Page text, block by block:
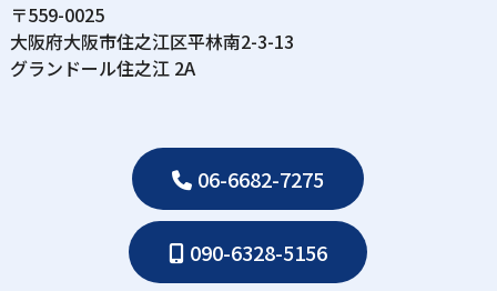
〒559-0025
⼤阪府⼤阪市住之江区平林南2-3-13
グランドール住之江 2A
06-6682-7275
090-6328-5156